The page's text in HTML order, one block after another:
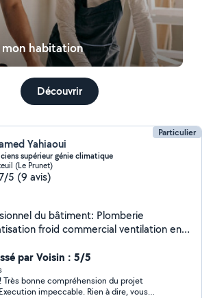
mon habitation
Découvrir
Particulier
Yahiaoui
supérieur génie climatique
(Le Prunet)
5 (9 avis)
du bâtiment: Plomberie
froid commercial ventilation en
professionnel . Propose mes
études ,installations, entretiens
par Voisin : 5/5
Très bonne compréhension du projet
impeccable. Rien à dire, vous